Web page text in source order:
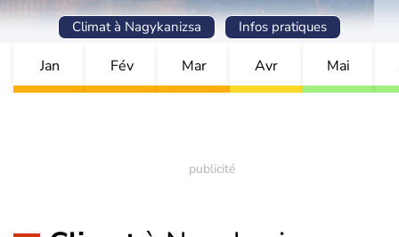
Climat à Nagykanizsa Infos pratiques
Jan Fév Mar Avr Mai